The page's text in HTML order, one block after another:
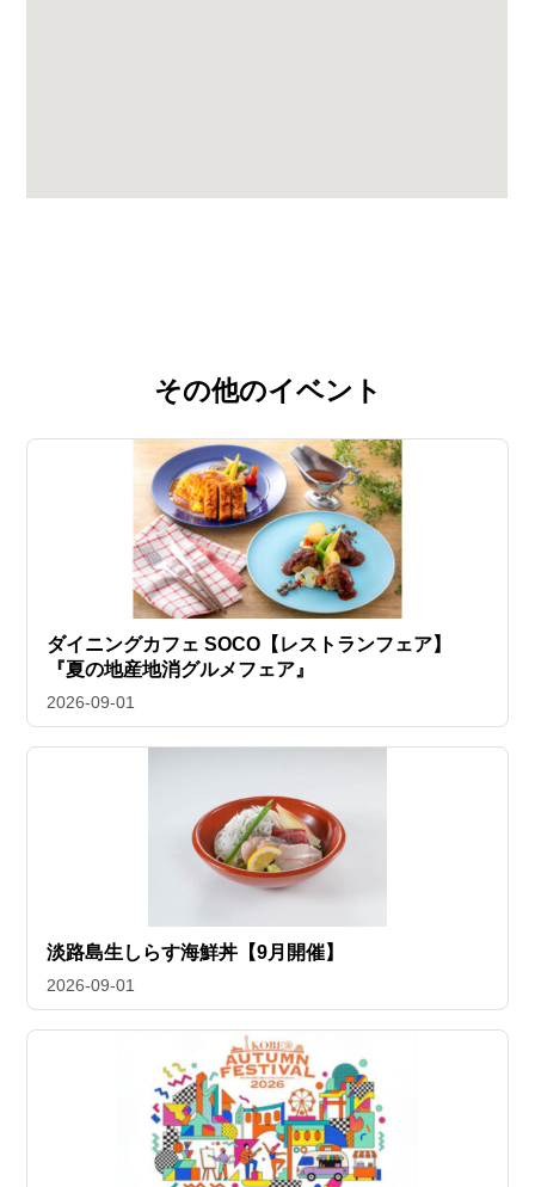
その他のイベント
ダイニングカフェ SOCO【レストランフェア】
『夏の地産地消グルメフェア』
2026-09-01
淡路島生しらす海鮮丼【9月開催】
2026-09-01